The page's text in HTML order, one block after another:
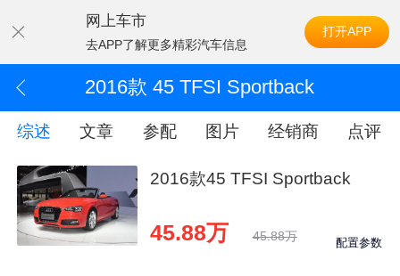
网上车市
去APP了解更多精彩汽车信息
打开APP
2016款 45 TFSI Sportback
综述 文章 参配 图片 经销商 点评
2016款45 TFSI Sportback
45.88万 45.88万 配置参数